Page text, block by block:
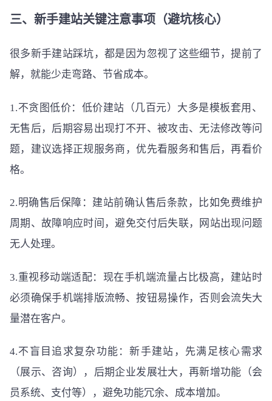
三、新手建站关键注意事项（避坑核心）
很多新手建站踩坑，都是因为忽视了这些细节，提前了
解，就能少走弯路、节省成本。
1.不贪图低价：低价建站（几百元）大多是模板套用、
无售后，后期容易出现打不开、被攻击、无法修改等问
题，建议选择正规服务商，优先看服务和售后，再看价
格。
2.明确售后保障：建站前确认售后条款，比如免费维护
周期、故障响应时间，避免交付后失联，网站出现问题
无人处理。
3.重视移动端适配：现在手机端流量占比极高，建站时
必须确保手机端排版流畅、按钮易操作，否则会流失大
量潜在客户。
4.不盲目追求复杂功能：新手建站，先满足核心需求
（展示、咨询），后期企业发展壮大，再新增功能（会
员系统、支付等），避免功能冗余、成本增加。